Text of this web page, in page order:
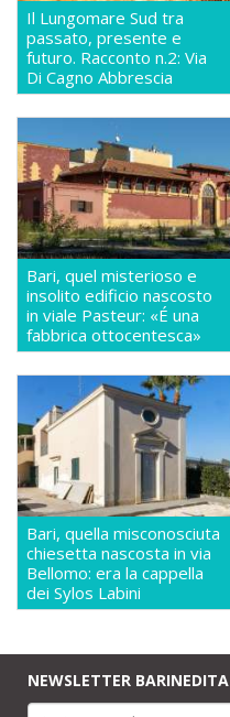
Il Lungomare Sud tra
passato, presente e
futuro. Racconto n.2: Via
Di Cagno Abbrescia
Bari, quel misterioso e
insolito edificio nascosto
in viale Pasteur: «É una
fabbrica ottocentesca»
Bari, quella misconosciuta
chiesetta nascosta in via
Bellomo: era la cappella
dei Sylos Labini
NEWSLETTER BARINEDITA